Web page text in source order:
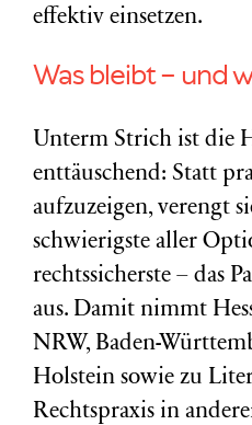
effektiv einsetzen.
Was bleibt – und
Unterm Strich ist die
enttäuschend: Statt
aufzuzeigen, verengt
schwierigste aller
rechtssicherste – das
aus. Damit nimmt
NRW, Baden-
Holstein sowie zu
Rechtspraxis in